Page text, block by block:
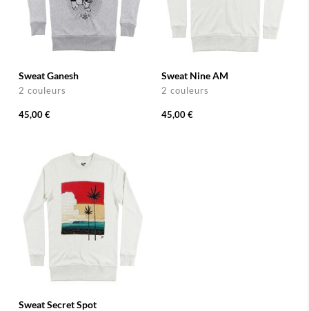
Sweat Ganesh
2 couleurs
45,00 €
Sweat Nine AM
2 couleurs
45,00 €
Sweat Secret Spot